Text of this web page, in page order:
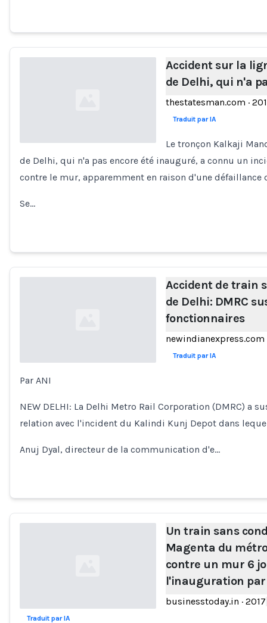
Loading...
Accident sur la
de Delhi, qui n'a
thestatesman.com ·
Traduit par IA
Le tronçon Kalkaji
de Delhi, qui n'a pas encore été inauguré, a connu un
contre le mur, apparemment en raison d'une défaillance
Se…
Accident de train
de Delhi: DMRC
fonctionnaires
newindianexpress.com
Traduit par IA
Par ANI
NEW DELHI: La Delhi Metro Rail Corporation (DMRC) a
relation avec l'incident du Kalindi Kunj Depot dans
Anuj Dyal, directeur de la communication d'e…
Un train sans
Magenta du
contre un mur 6
l'inauguration par
businesstoday.in · 2017
Traduit par IA